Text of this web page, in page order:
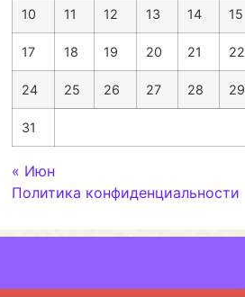
10 11 12 13 14 15
17 18 19 20 21 22
24 25 26 27 28 29
31
« Июн
Политика конфиденциальности